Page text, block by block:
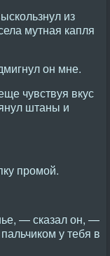
из
мутная капля
он мне.
чувствуя вкус
штаны и
промой.
— сказал он, —
у тебя в